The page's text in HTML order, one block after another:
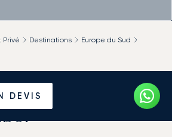
DEVIS
Privé Destinations
Europe du Sud
Privé depuis et